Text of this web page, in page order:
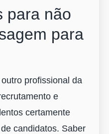
para não
para
profissional da
e
certamente
candidatos. Saber